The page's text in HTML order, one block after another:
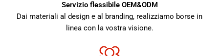
Servizio flessibile OEM&ODM
Dai materiali al design e al branding, realizziamo borse in
linea con la vostra visione.